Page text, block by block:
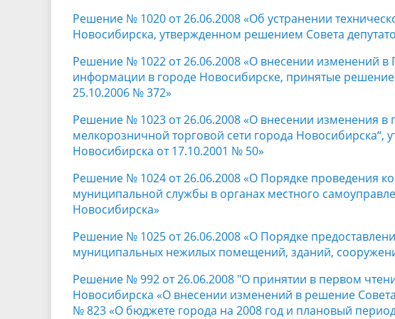
Решение № 1020 от 26.06.2008 «Об устранении
Новосибирска, утвержденном решением Совета
Решение № 1022 от 26.06.2008 «О внесении изменений
информации в городе Новосибирске, принятые
25.10.2006 № 372»
Решение № 1023 от 26.06.2008 «О внесении изменения
мелкорозничной торговой сети города
Новосибирска от 17.10.2001 № 50»
Решение № 1024 от 26.06.2008 «О Порядке проведения
муниципальной службы в органах местного
Новосибирска»
Решение № 1025 от 26.06.2008 «О Порядке
муниципальных нежилых помещений, зданий,
Решение № 992 от 26.06.2008 "О принятии в первом
Новосибирска «О внесении изменений в решение
№ 823 «О бюджете города на 2008 год и плановый